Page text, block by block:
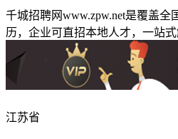
千城招聘网www.zpw.net是覆盖
历，企业可直招本地人才，一站
江苏省